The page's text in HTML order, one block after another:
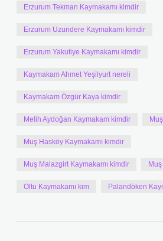
Erzurum Tekman Kaymakamı kimdir
Erzurum Uzundere Kaymakamı kimdir
Erzurum Yakutiye Kaymakamı kimdir
Kaymakam Ahmet Yeşilyurt nereli
Kaymakam Özgür Kaya kimdir
Melih Aydoğan Kaymakam kimdir
Muş Hasköy Kaymakamı kimdir
Muş Malazgirt Kaymakamı kimdir
Oltu Kaymakamı kim Palandöken